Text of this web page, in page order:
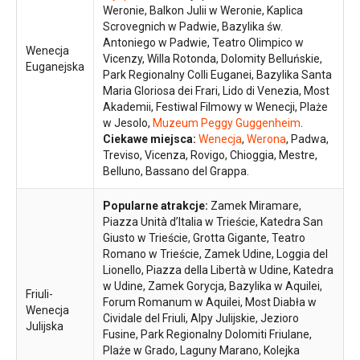
Wenecja
Euganejska
Weronie, Balkon Julii w Weronie, Kaplica
Scrovegnich w Padwie, Bazylika św.
Antoniego w Padwie, Teatro Olimpico w
Vicenzy, Willa Rotonda, Dolomity Belluńskie,
Park Regionalny Colli Euganei, Bazylika Santa
Maria Gloriosa dei Frari, Lido di Venezia, Most
Akademii, Festiwal Filmowy w Wenecji, Plaże
w Jesolo, Muzeum Peggy Guggenheim.
Ciekawe miejsca: Wenecja, Werona, Padwa,
Treviso, Vicenza, Rovigo, Chioggia, Mestre,
Belluno, Bassano del Grappa.
Friuli-
Wenecja
Julijska
Popularne atrakcje: Zamek Miramare,
Piazza Unità d’Italia w Trieście, Katedra San
Giusto w Trieście, Grotta Gigante, Teatro
Romano w Trieście, Zamek Udine, Loggia del
Lionello, Piazza della Libertà w Udine, Katedra
w Udine, Zamek Gorycja, Bazylika w Aquilei,
Forum Romanum w Aquilei, Most Diabła w
Cividale del Friuli, Alpy Julijskie, Jezioro
Fusine, Park Regionalny Dolomiti Friulane,
Plaże w Grado, Laguny Marano, Kolejka